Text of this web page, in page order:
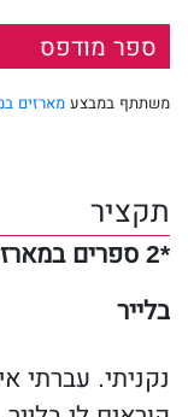
ספר מודפס
משתתף במבצע מארזים
תקציר
*2 ספרים במארז*
בלייר
נקניתי. עברתי